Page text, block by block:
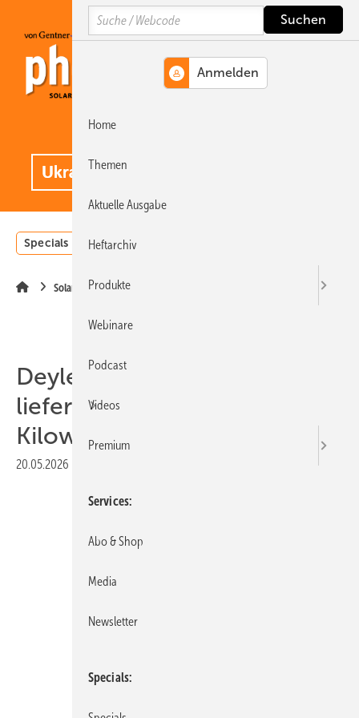
Hauptinhalt
Hauptmenü
SiteSearch
Specials Einstrahlungsatlas
Solarspeicher
Deyle: LFP-Heimspeicher
liefert bis zu 108
Kilowattstunden
20.05.2026
Search
Home
Themen
Aktuelle Ausgabe
Heftarchiv
Produkte
Webinare
Podcast
Videos
Premium
Services
Abo & Shop
Media
Newsletter
Specials